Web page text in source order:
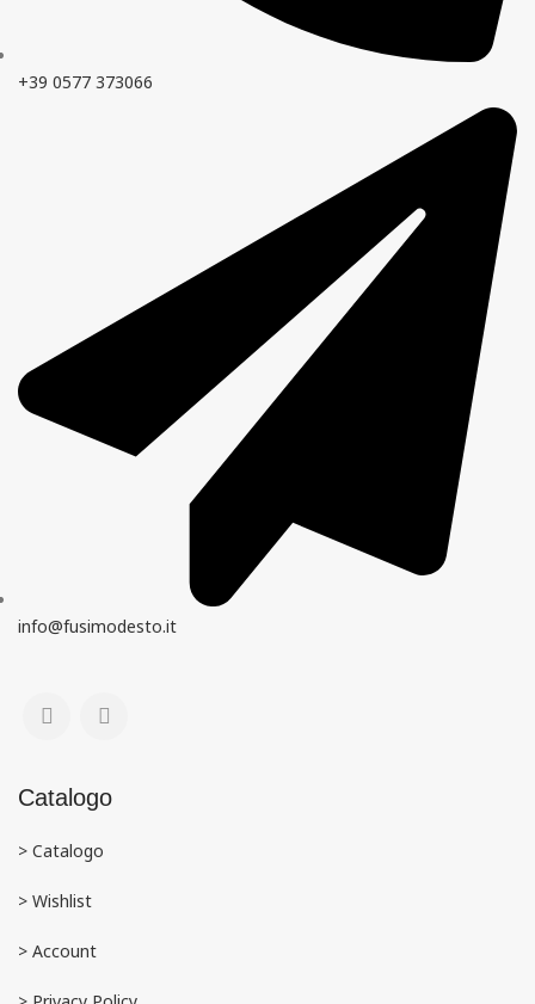
+39 0577 373066
info@fusimodesto.it
Catalogo
> Catalogo
> Wishlist
> Account